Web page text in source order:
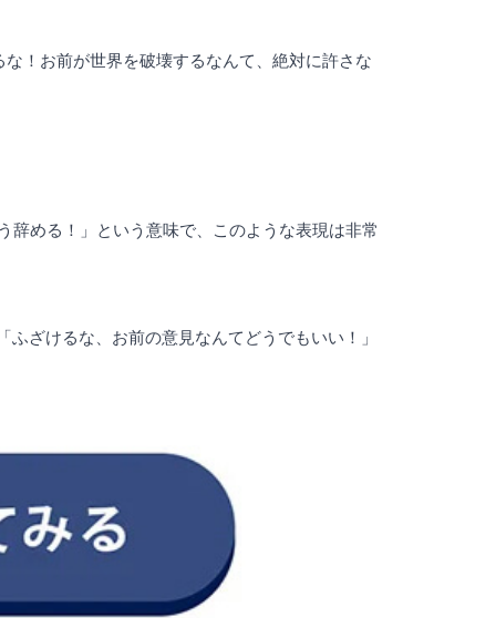
！お前が世界を破壊するなんて、絶対に許さな
辞める！」という意味で、このような表現は非常
ざけるな、お前の意見なんてどうでもいい！」